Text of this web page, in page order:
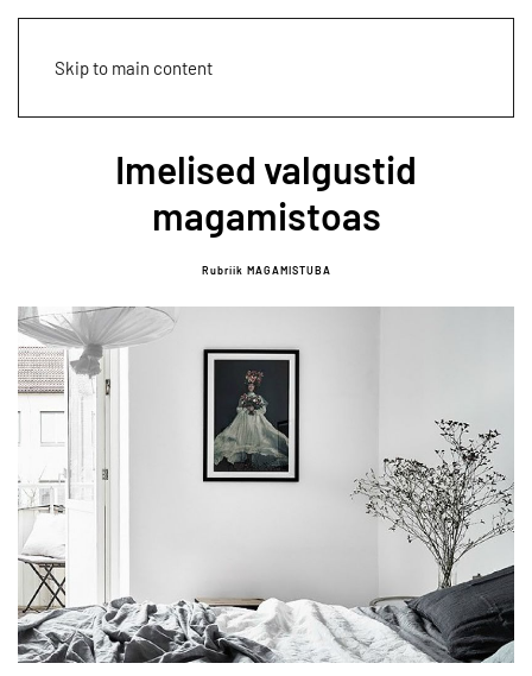
Skip to main content
Imelised valgustid
magamistoas
Rubriik MAGAMISTUBA